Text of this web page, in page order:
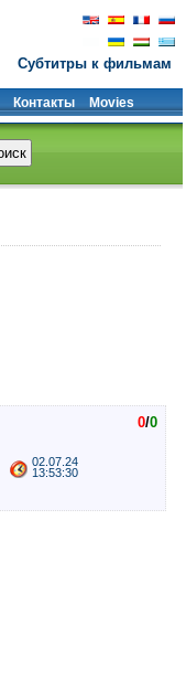
Субтитры к фильмам
Контакты Movies
0/0
02.07.24
13:53:30